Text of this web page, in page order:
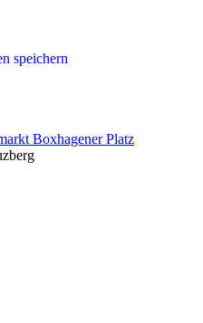
speichern
Boxhagener Platz